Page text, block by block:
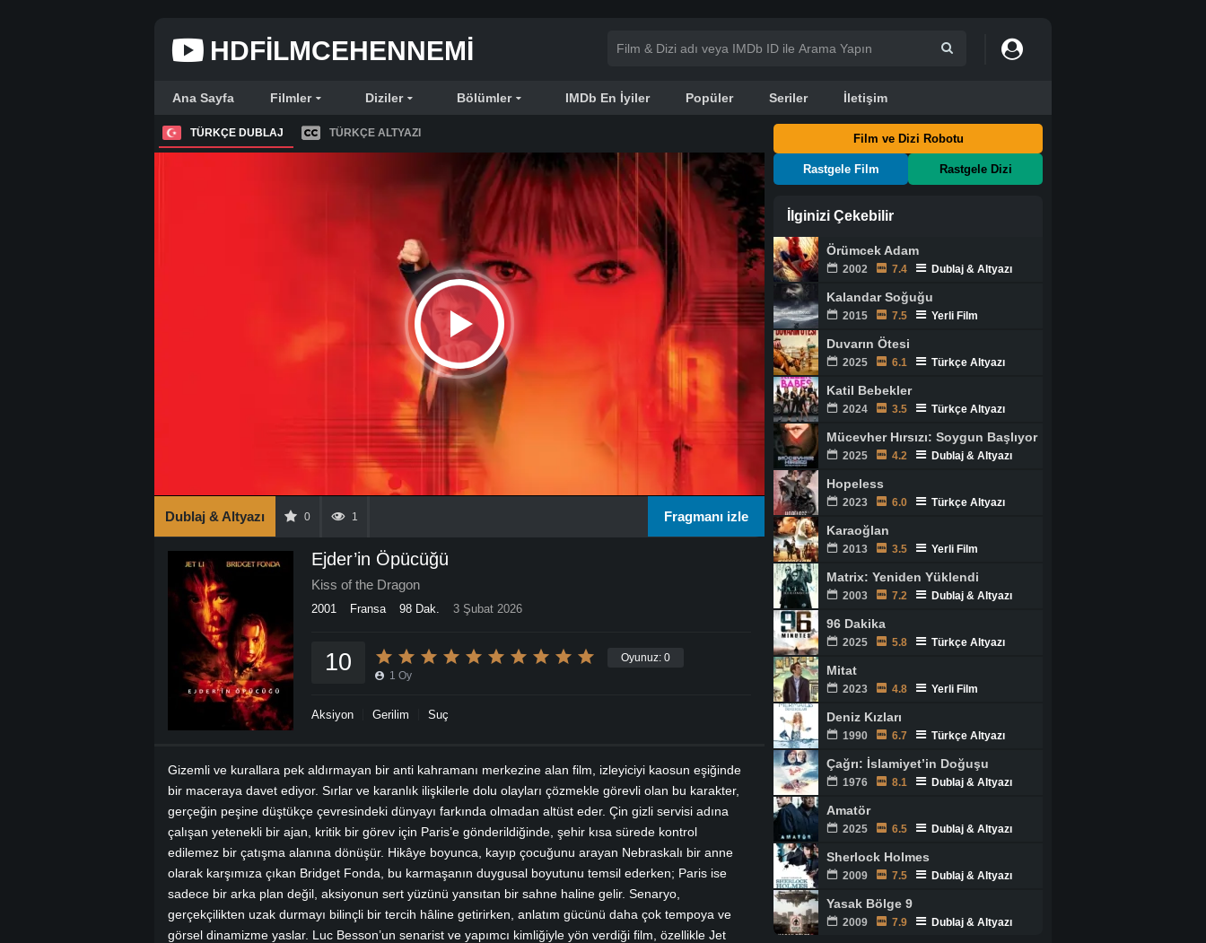
HDFILMCEHENNEMI
Ana Sayfa Filmler Diziler Bölümler IMDb En İyiler Popüler Seriler İletişim
TÜRKÇE DUBLAJ TÜRKÇE ALTYAZI
Dublaj & Altyazı 0 1 Fragmanı izle
Ejder’in Öpücüğü
Kiss of the Dragon
2001 Fransa 98 Dak. 3 Şubat 2026
Oyunuz: 0
10 1 Oy
Aksiyon Gerilim Suç
Gizemli ve kurallara pek aldırmayan bir anti kahramanı merkezine alan film, izleyiciyi kaosun eşiğinde
bir maceraya davet ediyor. Sırlar ve karanlık ilişkilerle dolu olayları çözmekle görevli olan bu karakter,
gerçeğin peşine düştükçe çevresindeki dünyayı farkında olmadan altüst eder. Çin gizli servisi adına
çalışan yetenekli bir ajan, kritik bir görev için Paris’e gönderildiğinde, şehir kısa sürede kontrol
edilemez bir çatışma alanına dönüşür. Hikâye boyunca, kayıp çocuğunu arayan Nebraskalı bir anne
olarak karşımıza çıkan Bridget Fonda, bu karmaşanın duygusal boyutunu temsil ederken; Paris ise
sadece bir arka plan değil, aksiyonun sert yüzünü yansıtan bir sahne haline gelir. Senaryo,
gerçekçilikten uzak durmayı bilinçli bir tercih hâline getirirken, anlatım gücünü daha çok tempoya ve
görsel dinamizme yaslar. Luc Besson’un senarist ve yapımcı kimliğiyle yön verdiği film, özellikle Jet
Film ve Dizi Robotu
Rastgele Film Rastgele Dizi
İlginizi Çekebilir
Örümcek Adam
2002 7.4 Dublaj & Altyazı
Kalandar Soğuğu
2015 7.5 Yerli Film
Duvarın Ötesi
2025 6.1 Türkçe Altyazı
Katil Bebekler
2024 3.5 Türkçe Altyazı
Mücevher Hırsızı: Soygun Başlıyor
2025 4.2 Dublaj & Altyazı
Hopeless
2023 6.0 Türkçe Altyazı
Karaoğlan
2013 3.5 Yerli Film
Matrix: Yeniden Yüklendi
2003 7.2 Dublaj & Altyazı
96 Dakika
2025 5.8 Türkçe Altyazı
Mitat
2023 4.8 Yerli Film
Deniz Kızları
1990 6.7 Türkçe Altyazı
Çağrı: İslamiyet’in Doğuşu
1976 8.1 Dublaj & Altyazı
Amatör
2025 6.5 Dublaj & Altyazı
Sherlock Holmes
2009 7.5 Dublaj & Altyazı
Yasak Bölge 9
2009 7.9 Dublaj & Altyazı